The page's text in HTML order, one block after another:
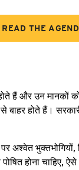
READ THE
हैं और उन मानकों
होते हैं।
अश्वेत
होना चाहिए, ऐसे